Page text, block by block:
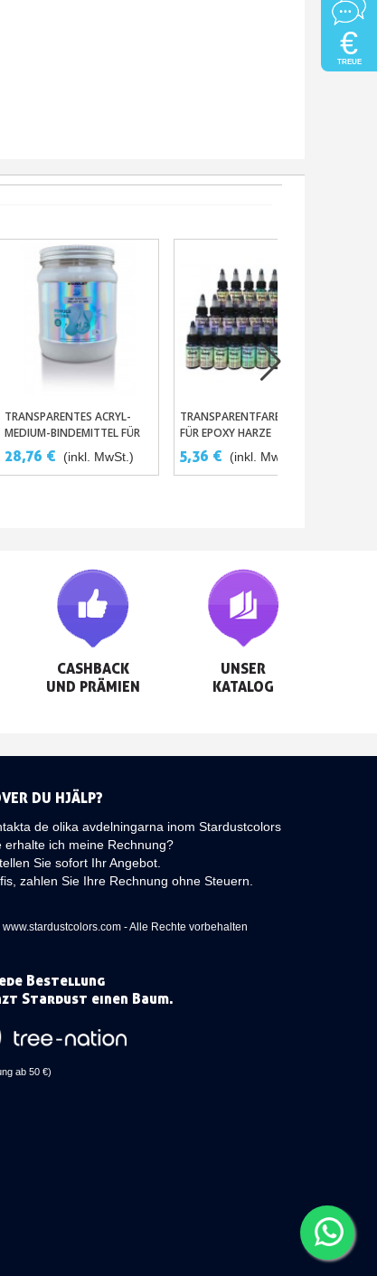
In Den Warenkorb
TRANSPARENTES ACRYL-
MEDIUM-BINDEMITTEL FÜR
FARBEN UND PIGMENTE.
28,76 € (inkl. MwSt.)
In Den Warenkorb
TRANSPARENTFARBSTOFFE
FÜR EPOXY HARZE
5,36 € (inkl. MwSt.)
CASHBACK
UND PRÄMIEN
UNSER
KATALOG
DU HJÄLP?
de olika avdelningarna inom Stardustcolors
erhalte ich meine Rechnung?
Sie sofort Ihr Angebot.
zahlen Sie Ihre Rechnung ohne Steuern.
- Alle Rechte vorbehalten
Bestellung
Stardust einen Baum.
ab 50 €)
€
TREUE